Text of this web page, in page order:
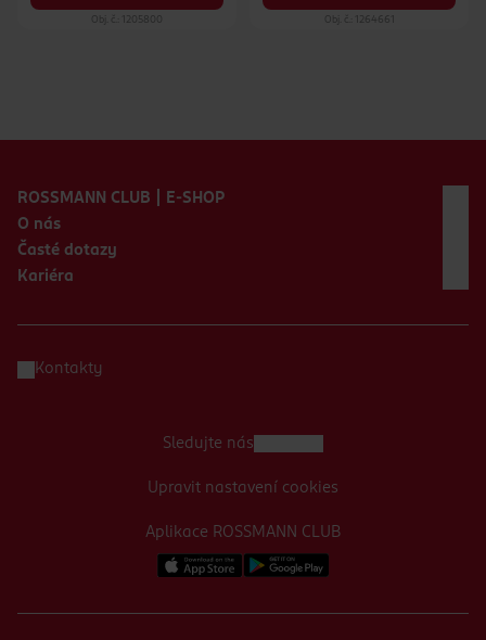
Obj. č.: 1205800 Obj. č.: 1264661
ROSSMANN CLUB | E-SHOP
O nás
Časté dotazy
Kariéra
Kontakty
Aplikace ROSSMANN CLUB
Sledujte nás
Upravit nastavení cookies